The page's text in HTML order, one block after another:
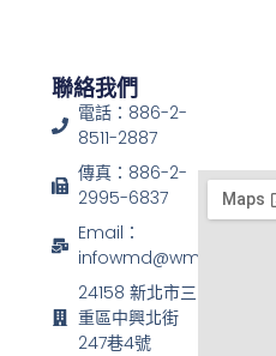
聯絡我們
電話：886-2-
8511-2887
傳真：886-2-
2995-6837
Email：
infowmd@wmd.com.tw
24158 新北市三
重區中興北街
247巷4號